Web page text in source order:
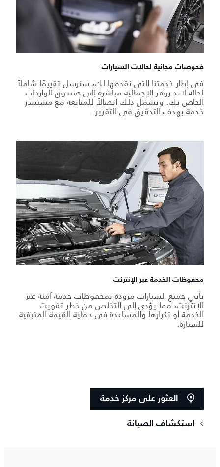
فحوصات مجانية لحالات السيارات
في إطار خدمتنا التي نقدمها لك، سنرسل تقييمًا شاملاً
لحالة لاند روڤر الإجمالية مباشرة إلى صندوق الواردات
الخاص بك. ويشمل ذلك اتصالاً للمتابعة مع مستشار
خدمة بهدف التدقيق في التقرير.
محفوظات الخدمة عبر الإنترنت
تأتي جميع السيارات مزودة بمحفوظات خدمة آمنة عبر
الإنترنت، مما يؤدي إلى التخلص من خطر تفويت
الخدمة أو تكرارها والمساعدة في حماية القيمة المتبقية
للسيارة.
العثور على مركز خدمة
استكشاف الصيانة